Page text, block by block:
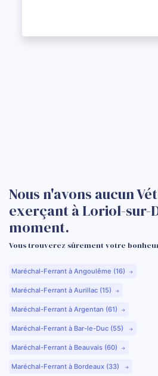
Nous n'avons aucun
exerçant à Loriol-sur-
moment.
Vous trouverez sûrement votre
Maréchal-Ferrant à Angoulême (16)
Maréchal-Ferrant à Aurillac (15)
Maréchal-Ferrant à Argentan (61)
Maréchal-Ferrant à Bar-le-Duc (55)
Maréchal-Ferrant à Beauvais (60)
Maréchal-Ferrant à Bordeaux (33)